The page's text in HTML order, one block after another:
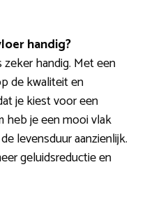
handig?
zeker handig. Met een
de kwaliteit en
je kiest voor een
heb je een mooi vlak
levensduur aanzienlijk.
geluidsreductie en